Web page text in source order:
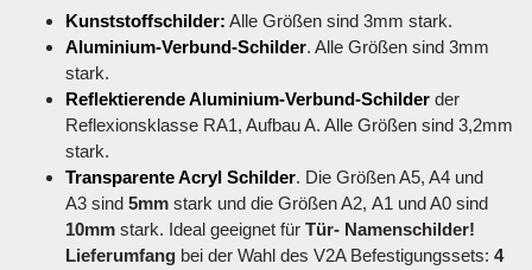
Kunststoffschilder: Alle Größen sind 3mm stark.
Aluminium-Verbund-Schilder. Alle Größen sind 3mm
stark.
Reflektierende Aluminium-Verbund-Schilder der
Reflexionsklasse RA1, Aufbau A. Alle Größen sind 3,2mm
stark.
Transparente Acryl Schilder. Die Größen A5, A4 und
A3 sind 5mm stark und die Größen A2, A1 und A0 sind
10mm stark. Ideal geeignet für Tür- Namenschilder!
Lieferumfang bei der Wahl des V2A Befestigungssets: 4